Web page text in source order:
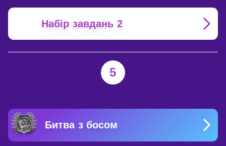
Набір завдань 2
5
Битва з босом